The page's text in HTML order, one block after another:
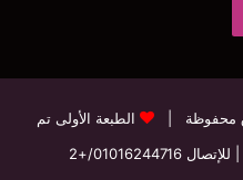
الطبعة الأولى تم
| للإتصال 01016244716/+2